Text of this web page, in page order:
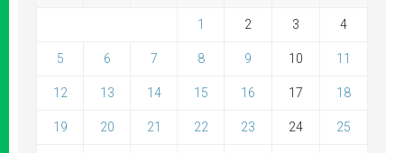
1 2 3 4
5 6 7 8 9 10 11
12 13 14 15 16 17 18
19 20 21 22 23 24 25